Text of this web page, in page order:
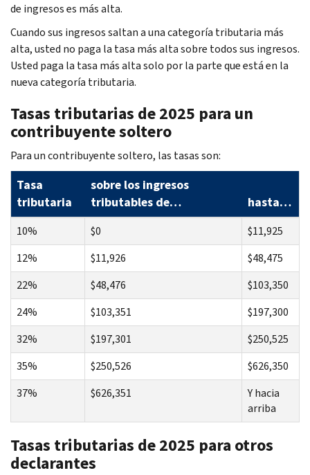
de ingresos es más alta.
Cuando sus ingresos saltan a una categoría tributaria más
alta, usted no paga la tasa más alta sobre todos sus ingresos.
Usted paga la tasa más alta solo por la parte que está en la
nueva categoría tributaria.
Tasas tributarias de 2025 para un
contribuyente soltero
Para un contribuyente soltero, las tasas son:
Tasa
tributaria
sobre los ingresos
tributables de…
hasta…
10% $0
$11,925
12%
$11,926
$48,475
22%
$48,476
$103,350
24%
$103,351
$197,300
32%
$197,301
$250,525
35%
$250,526
$626,350
37%
$626,351
Y hacia
arriba
Tasas tributarias de 2025 para otros
declarantes